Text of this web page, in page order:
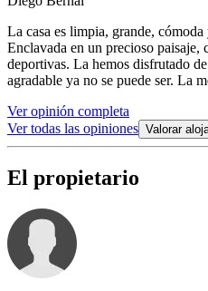
La casa es limpia, grande,
Enclavada en un precioso paisaje,
deportivas. La hemos disfrutado
agradable ya no se puede ser. La
Ver opinión completa
Ver todas las opiniones Valorar
El propietario